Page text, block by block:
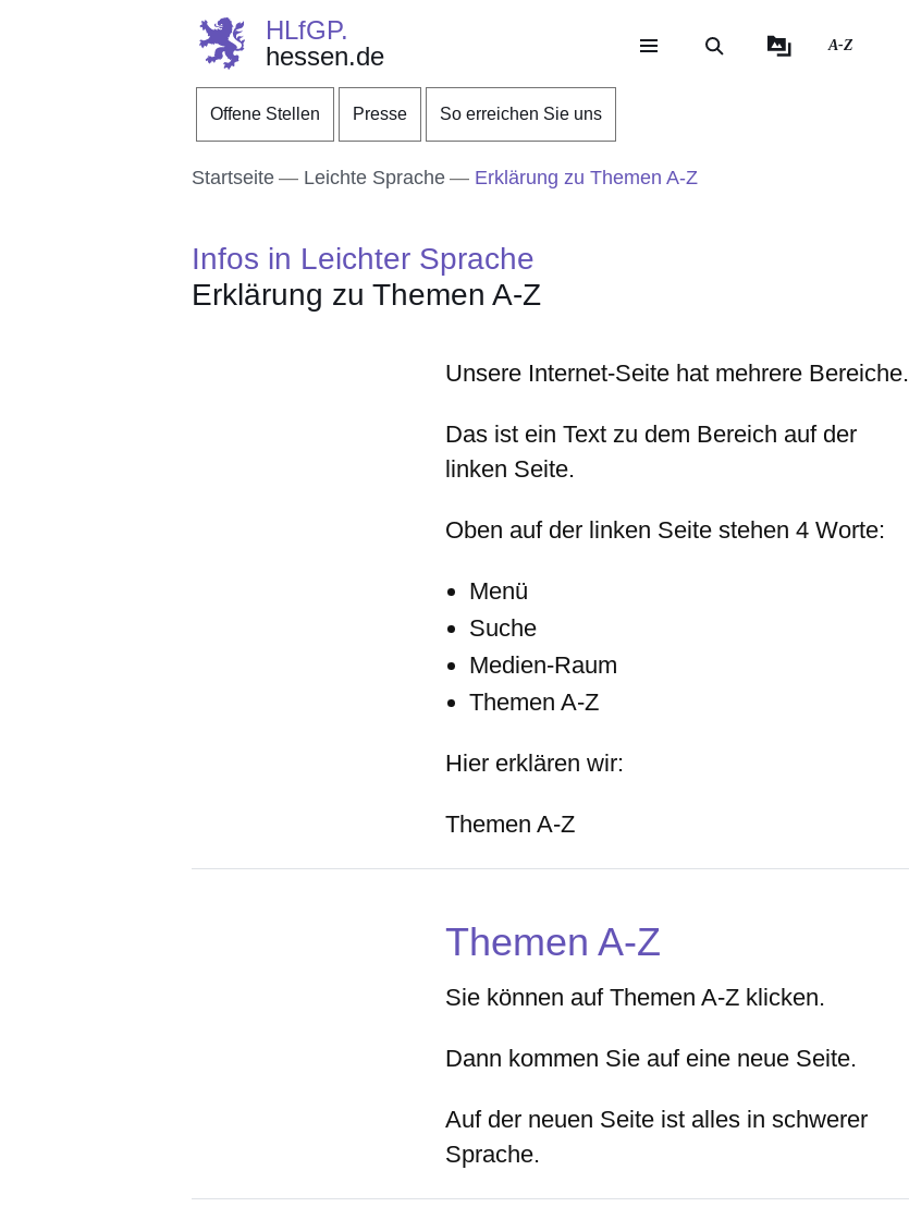
Direkt zum Kopf der Seite
Direkt zum Inhalt
Direkt zum Fuß der Seite
HLfGP.
hessen.de
A-Z
Offene Stellen Presse So erreichen Sie uns
Startseite Leichte Sprache Erklärung zu Themen A-Z
Infos in Leichter Sprache
Erklärung zu Themen A-Z
Unsere Internet-Seite hat mehrere Bereiche.
Das ist ein Text zu dem Bereich auf der
linken Seite.
Oben auf der linken Seite stehen 4 Worte:
Menü
Suche
Medien-Raum
Themen A-Z
Hier erklären wir:
Themen A-Z
Themen A-Z
Sie können auf Themen A-Z klicken.
Dann kommen Sie auf eine neue Seite.
Auf der neuen Seite ist alles in schwerer
Sprache.